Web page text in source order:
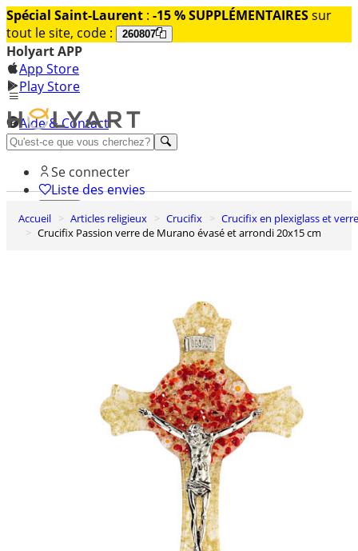
Spécial Saint-Laurent : -15 % SUPPLÉMENTAIRESsur
tout le site, code :
260807
Holyart APP
App Store
Play Store
Aide & Contact
Découvrez Premium
Se connecter
Liste des envies
0
Panier
Accueil Articles religieux Crucifix
Crucifix en plexiglass et verre
Crucifix Passion verre de Murano évasé et arrondi 20x15 cm